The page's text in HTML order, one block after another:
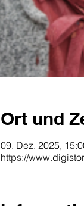
Ort und
09. Dez. 2025,
https://